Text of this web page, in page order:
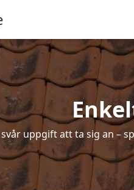
svår uppgift att ta sig an –